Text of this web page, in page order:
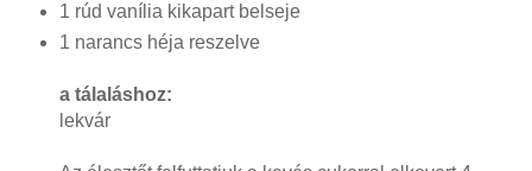
1 rúd vanília kikapart belseje
1 narancs héja reszelve
a tálaláshoz:
lekvár